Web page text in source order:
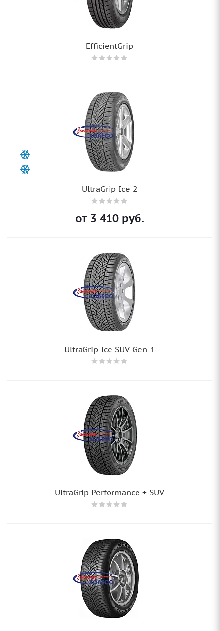
EfficientGrip
UltraGrip Ice 2
от 3 410руб.
UltraGrip Ice SUV Gen-1
UltraGrip Performance + SUV